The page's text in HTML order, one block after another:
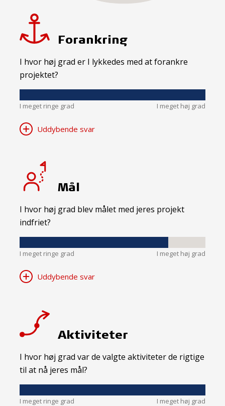
Forankring
I hvor høj grad er I lykkedes med at forankre
projektet?
I meget ringe grad I meget høj grad
Uddybende svar
Mål
I hvor høj grad blev målet med jeres projekt
indfriet?
I meget ringe grad I meget høj grad
Uddybende svar
Aktiviteter
I hvor høj grad var de valgte aktiviteter de rigtige
til at nå jeres mål?
I meget ringe grad I meget høj grad